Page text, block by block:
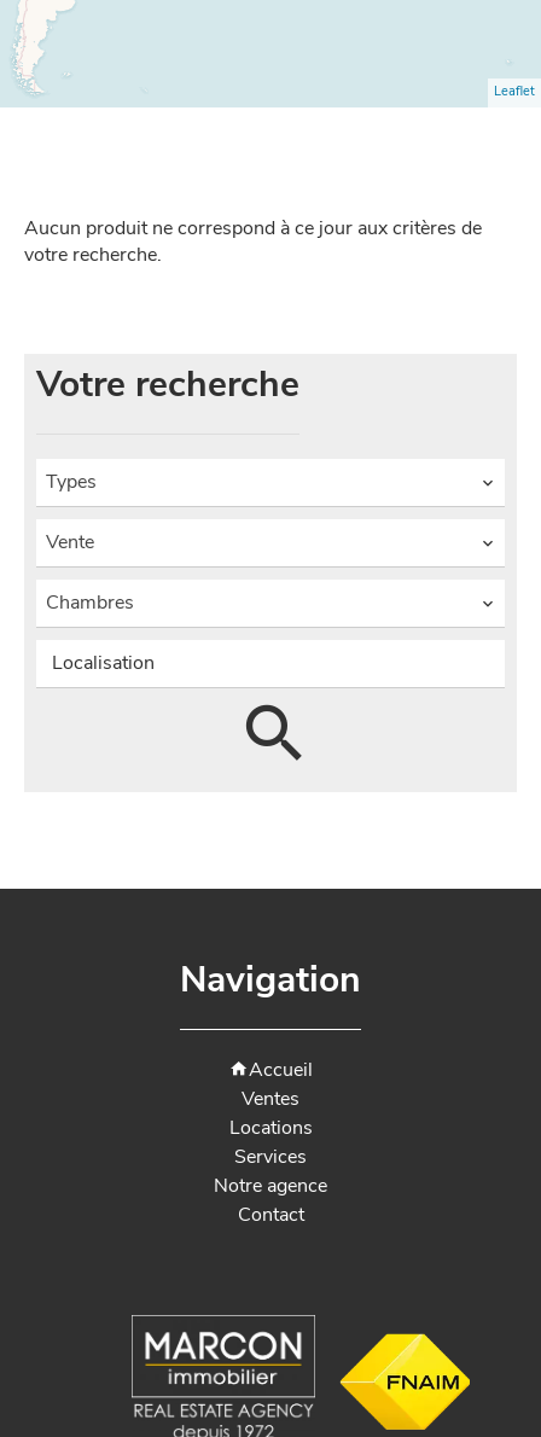
Leaflet
Aucun produit ne correspond à ce jour aux critères de
votre recherche.
Votre recherche
Types
Vente
Chambres
Localisation
Navigation
Accueil
Ventes
Locations
Services
Notre agence
Contact